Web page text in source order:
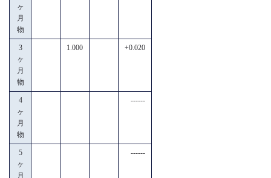
ヶ
月
物
3
ヶ
月
物
1.000 +0.020
4
ヶ
月
物
------
5
ヶ
月
------